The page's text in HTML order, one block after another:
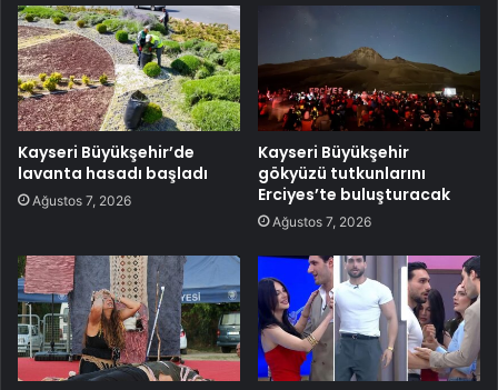
Kayseri Büyükşehir’de
lavanta hasadı başladı
Ağustos 7, 2026
Kayseri Büyükşehir
gökyüzü tutkunlarını
Erciyes’te buluşturacak
Ağustos 7, 2026